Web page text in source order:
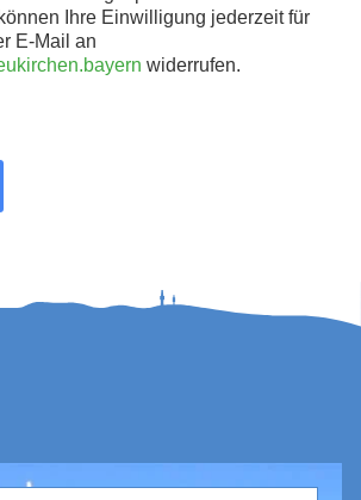
Ihre Einwilligung jederzeit für
E-Mail an
widerrufen.